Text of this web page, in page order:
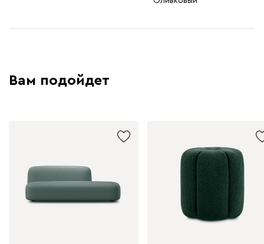
Вам подойдет